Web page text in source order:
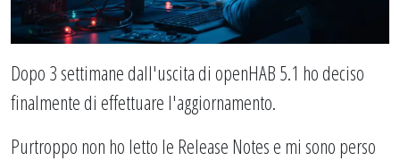
Dopo 3 settimane dall'uscita di openHAB 5.1 ho deciso
finalmente di effettuare l'aggiornamento.
Purtroppo non ho letto le Release Notes e mi sono perso